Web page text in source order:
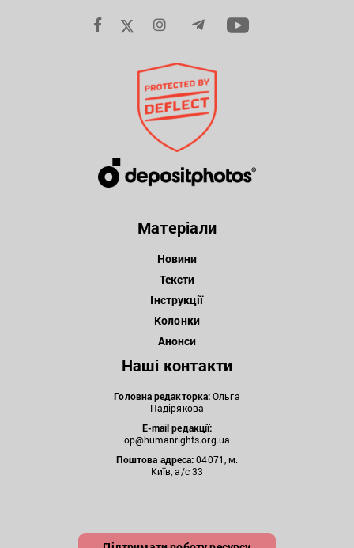
Матеріали
Новини
Тексти
Інструкції
Колонки
Анонси
Наші контакти
Головна редакторка:Ольга
Падірякова
E-mail редакції:
op@humanrights.org.ua
Поштова адреса:04071, м.
Київ, а/с 33